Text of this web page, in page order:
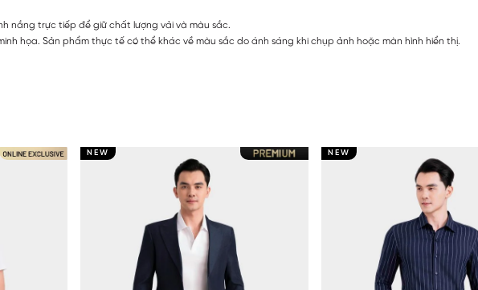
nắng trực tiếp để giữ chất lượng vải và màu sắc.
họa. Sản phẩm thực tế có thể khác về màu sắc do ánh sáng khi chụp ảnh hoặc màn hình hiển thị.
NEW NEW